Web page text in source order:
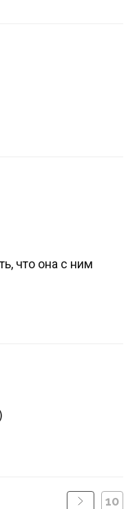
что она с ним
10